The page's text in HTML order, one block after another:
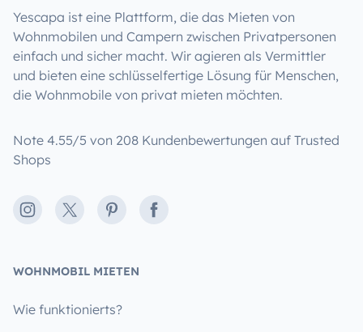
Yescapa ist eine Plattform, die das Mieten von
Wohnmobilen und Campern zwischen Privatpersonen
einfach und sicher macht. Wir agieren als Vermittler
und bieten eine schlüsselfertige Lösung für Menschen,
die Wohnmobile von privat mieten möchten.
Note 4.55/5 von 208 Kundenbewertungen auf Trusted
Shops
Instagram
X PinterestFacebook
WOHNMOBIL MIETEN
Wie funktionierts?